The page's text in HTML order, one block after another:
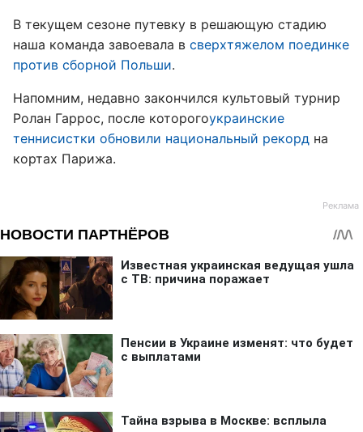
В текущем сезоне путевку в решающую стадию
наша команда завоевала в сверхтяжелом поединке
против сборной Польши.
Напомним, недавно закончился культовый турнир
Ролан Гаррос, после которогоукраинские
теннисистки обновили национальный рекорд на
кортах Парижа.